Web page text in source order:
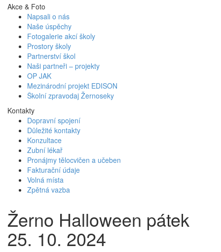
Akce & Foto
Napsali o nás
Naše úspěchy
Fotogalerie akcí školy
Prostory školy
Partnerství škol
Naši partneři – projekty
OP JAK
Mezinárodní projekt EDISON
Školní zpravodaj Žernoseky
Kontakty
Dopravní spojení
Důležité kontakty
Konzultace
Zubní lékař
Pronájmy tělocvičen a učeben
Fakturační údaje
Volná místa
Zpětná vazba
Žerno Halloween pátek
25. 10. 2024